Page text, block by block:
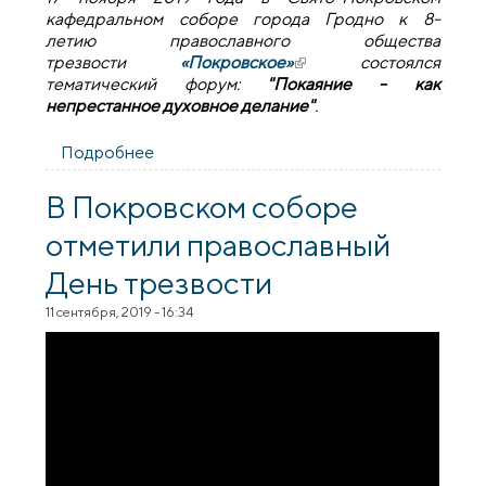
кафедральном соборе города Гродно к 8-
летию православного общества
трезвости «Покровское»(внешняя ссылка)
состоялся
тематический форум:
"Покаяние - как
непрестанное духовное делание".
Подробнее
"Покровское" - 8 лет
В Покровском соборе
отметили православный
День трезвости
11 сентября, 2019 - 16:34